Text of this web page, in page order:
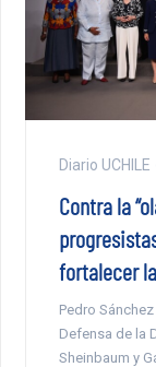
Diario UCHILE
Contra la
fortalecer
Pedro
Defensa de la
Sheinbaum y